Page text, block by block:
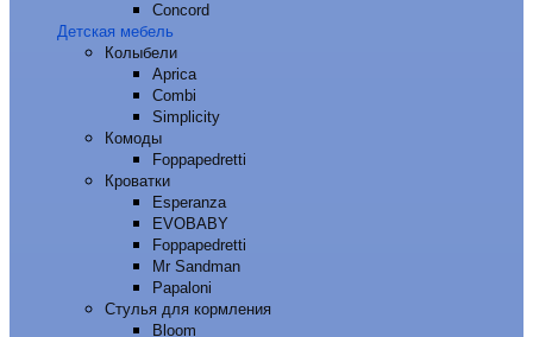
Concord
Детская мебель
Колыбели
Aprica
Combi
Simplicity
Комоды
Foppapedretti
Кроватки
Esperanza
EVOBABY
Foppapedretti
Mr Sandman
Papaloni
Стулья для кормления
Bloom